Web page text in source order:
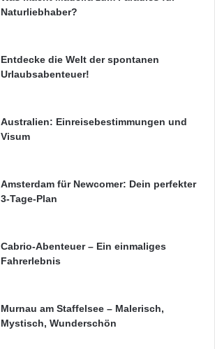
Naturliebhaber?
Entdecke die Welt der spontanen
Urlaubsabenteuer!
Australien: Einreisebestimmungen und
Visum
Amsterdam für Newcomer: Dein perfekter
3-Tage-Plan
Cabrio-Abenteuer – Ein einmaliges
Fahrerlebnis
Murnau am Staffelsee – Malerisch,
Mystisch, Wunderschön